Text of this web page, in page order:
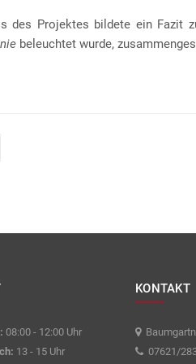
des Projektes bildete ein Fazit
beleuchtet wurde,
AD FONTES 2019/20 „MASS“ FÜR DIE
08:00 - 12:00 Uhr
13 - 15 Uhr
KONTAKT
07621/